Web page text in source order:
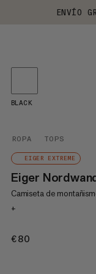
ENVÍO
ROPA TOPS
EIGER EXTREME
Eiger
Camiseta de
+
€80
BLACK